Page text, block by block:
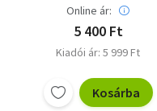
Online ár:
5 400 Ft
Kiadói ár: 5 999 Ft
Kosárba